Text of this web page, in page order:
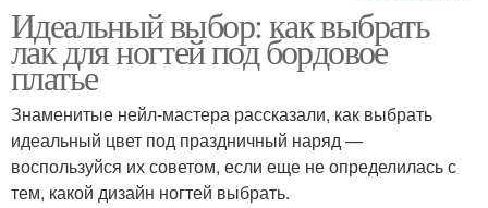
Ногти под бордовое
платье
Крем на ногти
Идеальный выбор: как выбрать
лак для ногтей под бордовое
платье
Знаменитые нейл-мастера рассказали, как выбрать
идеальный цвет под праздничный наряд —
воспользуйся их советом, если еще не определилась с
тем, какой дизайн ногтей выбрать.